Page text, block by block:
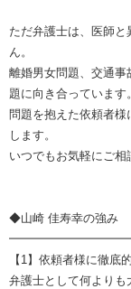
ただ弁護士は、医師
ん。
離婚男女問題、交通事
題に向き合っています。
問題を抱えた依頼者
します。
いつでもお気軽にご相
◆山崎 佳寿幸の強み
【1】依頼者様に徹底
弁護士として何よりも